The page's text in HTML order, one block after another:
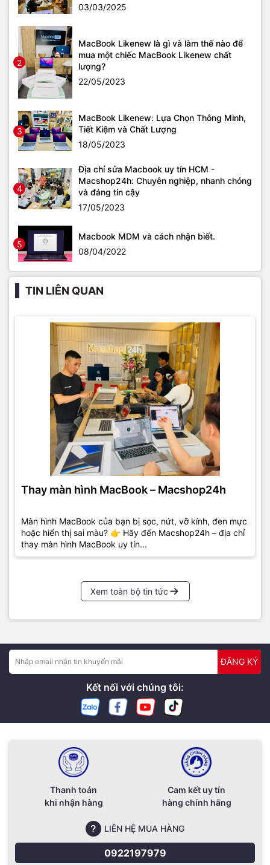
03/03/2025
2
MacBook Likenew là gì và làm thế nào để
mua một chiếc MacBook Likenew chất
lượng?
22/05/2023
3
MacBook Likenew: Lựa Chọn Thông Minh,
Tiết Kiệm và Chất Lượng
18/05/2023
4
Địa chỉ sửa Macbook uy tín HCM -
Macshop24h: Chuyên nghiệp, nhanh chóng
và đáng tin cậy
17/05/2023
5
Macbook MDM và cách nhận biết.
08/04/2022
TIN LIÊN QUAN
Thay màn hình MacBook – Macshop24h
Màn hình MacBook của bạn bị sọc, nứt, vỡ kính, đen mực
hoặc hiển thị sai màu? 👉 Hãy đến Macshop24h – địa chỉ
thay màn hình MacBook uy tín...
Xem toàn bộ tin tức
ĐĂNG KÝ
Kết nối với chúng tôi:
Thanh toán
khi nhận hàng
Cam kết uy tín
hàng chính hãng
LIÊN HỆ MUA HÀNG
0922197979